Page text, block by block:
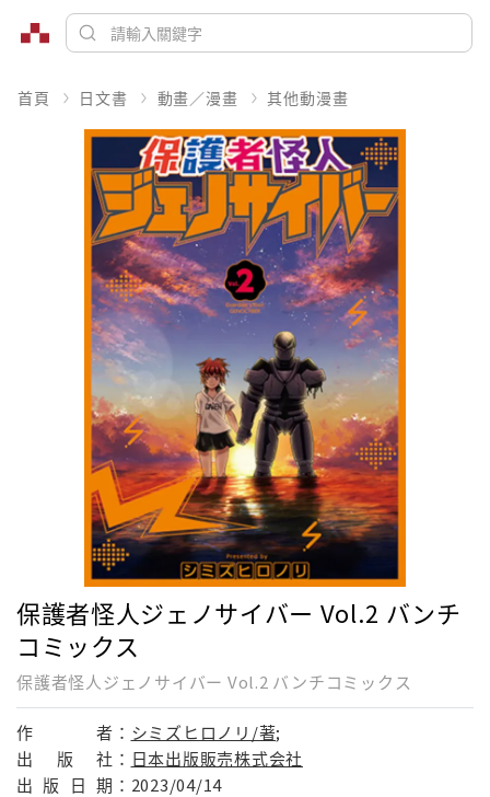
首頁 日文書 動畫／漫畫 其他動漫畫
保護者怪人ジェノサイバー Vol.2 バンチ
コミックス
保護者怪人ジェノサイバー Vol.2 バンチコミックス
作 者： シミズヒロノリ/著;
出
版 社： 日本出版販売株式会社
出 版 日 期： 2023/04/14